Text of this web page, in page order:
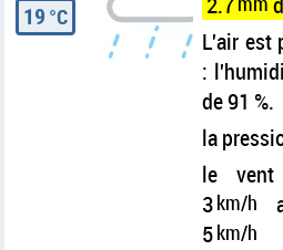
19 °C
L'air est
:
de 91 %.
la
le vent
3km/h
5km/h